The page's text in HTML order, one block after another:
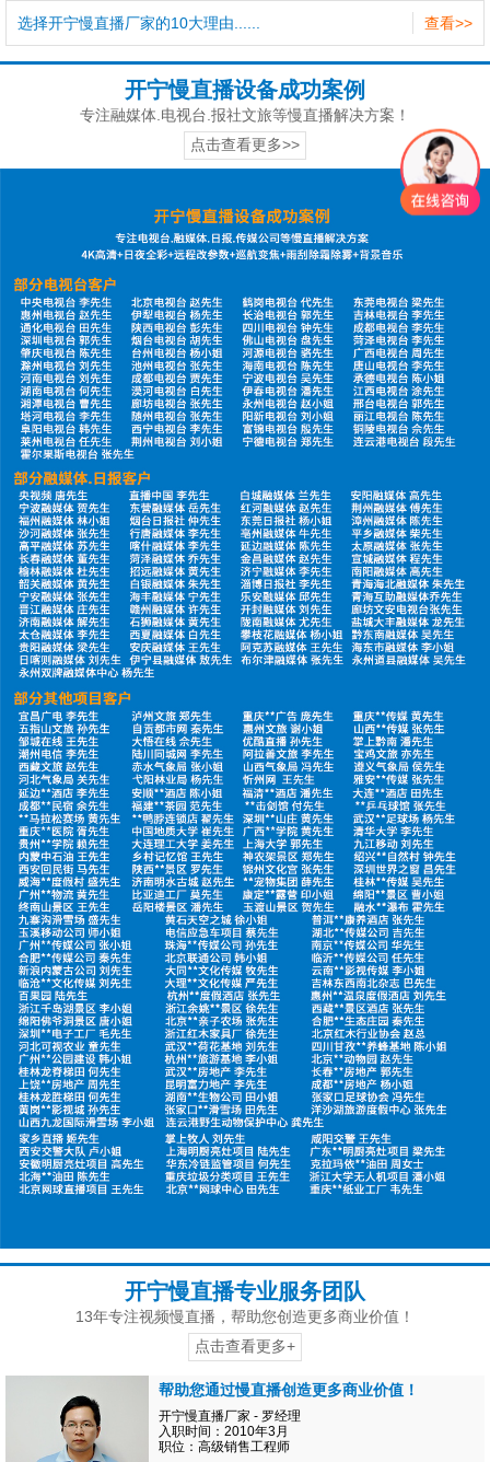
查看>>
选择开宁慢直播厂家的10大理由......
开宁慢直播设备成功案例
专注融媒体.电视台.报社文旅等慢直播解决方案！
点击查看更多>>
开宁慢直播专业服务团队
13年专注视频慢直播，帮助您创造更多商业价值！
点击查看更多+
帮助您通过慢直播创造更多商业价值！
开宁慢直播厂家 - 罗经理
入职时间：2010年3月
职位：高级销售工程师